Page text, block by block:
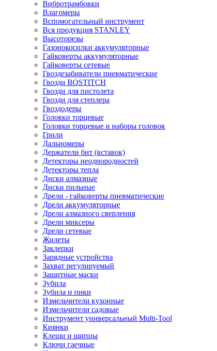
Вибротрамбовки
Влагомеры
Вспомогательный инструмент
Вся продукция STANLEY
Высоторезы
Газонокосилки аккумуляторные
Гайковерты аккумуляторные
Гайковерты сетевые
Гвоздезабиватели пневматические
Гвозди BOSTITCH
Гвозди для пистолета
Гвозди для степлера
Гвоздодеры
Головки торцевые
Головки торцевые и наборы головок
Грили
Дальномеры
Держатели бит (вставок)
Детекторы неоднородностей
Детекторы тепла
Диски алмазные
Диски пильные
Дрели - гайковерты пневматические
Дрели аккумуляторные
Дрели алмазного сверления
Дрели миксеры
Дрели сетевые
Жилеты
Заклепки
Зарядные устройства
Захват регулируемый
Защитные маски
Зубила
Зубила и пики
Измельчители кухонные
Измельчители садовые
Инструмент универсальный Multi-Tool
Киянки
Клещи и щипцы
Ключи гаечные